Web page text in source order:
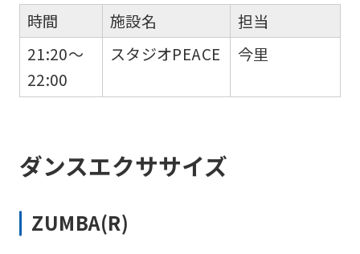
時間
21:20～
22:00
施設名
スタジオPEACE
担当
今里
ダンスエクササイズ
ZUMBA(R)